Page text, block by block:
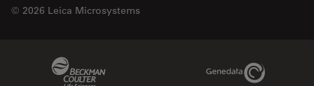
© 2026 Leica Microsystems
Genedata Link